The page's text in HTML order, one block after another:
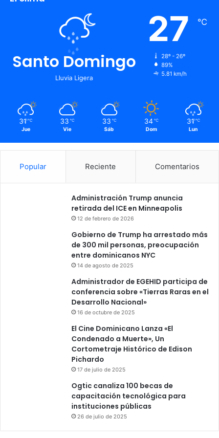
Santo Domingo
Lluvia Ligera
27 ℃
28º - 26º
89%
5.81 km/h
31 ℃
Jue
33 ℃
Vie
33 ℃
Sáb
34 ℃
Dom
31 ℃
Lun
Popular Reciente Comentarios
Administración Trump anuncia
retirada del ICE en Minneapolis
12 de febrero de 2026
Gobierno de Trump ha arrestado más
de 300 mil personas, preocupación
entre dominicanos NYC
14 de agosto de 2025
Administrador de EGEHID participa de
conferencia sobre «Tierras Raras en el
Desarrollo Nacional»
16 de octubre de 2025
El Cine Dominicano Lanza «El
Condenado a Muerte», Un
Cortometraje Histórico de Edison
Pichardo
17 de julio de 2025
Ogtic canaliza 100 becas de
capacitación tecnológica para
instituciones públicas
26 de julio de 2025